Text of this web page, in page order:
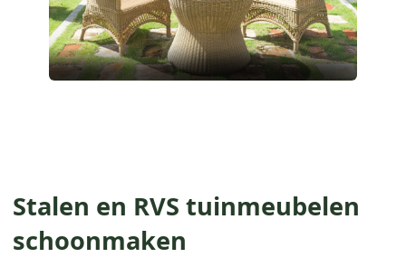
Stalen en RVS tuinmeubelen
schoonmaken